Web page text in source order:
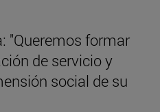
"Queremos formar
de servicio y
social de su